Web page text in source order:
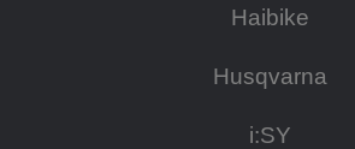
Haibike
Husqvarna
i:SY